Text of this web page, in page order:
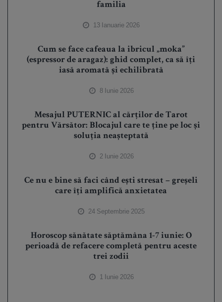
familia
13 Ianuarie 2026
Cum se face cafeaua la ibricul „moka”
(espressor de aragaz): ghid complet, ca să îți
iasă aromată și echilibrată
8 Iunie 2026
Mesajul PUTERNIC al cărților de Tarot
pentru Vărsător: Blocajul care te ține pe loc și
soluția neașteptată
2 Iunie 2026
Ce nu e bine să faci când ești stresat – greșeli
care îți amplifică anxietatea
24 Septembrie 2025
Horoscop sănătate săptămâna 1-7 iunie: O
perioadă de refacere completă pentru aceste
trei zodii
1 Iunie 2026